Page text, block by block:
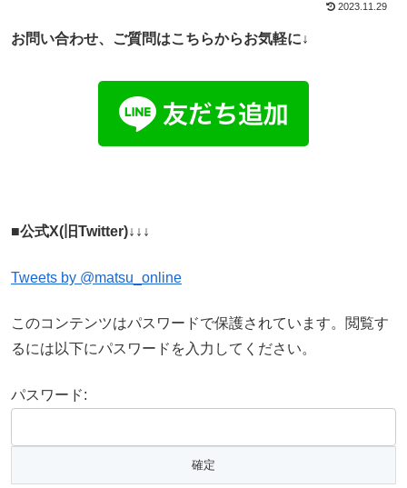
2023.11.29
お問い合わせ、ご質問はこちらからお気軽に↓
■公式X(旧Twitter)↓↓↓
Tweets by @matsu_online
このコンテンツはパスワードで保護されています。閲覧す
るには以下にパスワードを入力してください。
パスワード: